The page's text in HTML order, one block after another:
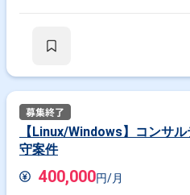
【Linux/Windows】コンサ
守案件
400,000円/月